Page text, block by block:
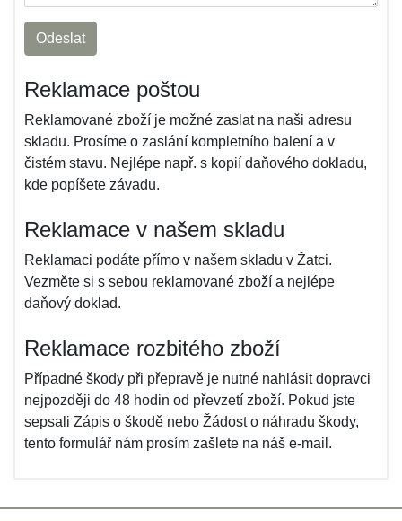
Odeslat
Reklamace poštou
Reklamované zboží je možné zaslat na naši adresu
skladu. Prosíme o zaslání kompletního balení a v
čistém stavu. Nejlépe např. s kopií daňového dokladu,
kde popíšete závadu.
Reklamace v našem skladu
Reklamaci podáte přímo v našem skladu v Žatci.
Vezměte si s sebou reklamované zboží a nejlépe
daňový doklad.
Reklamace rozbitého zboží
Případné škody při přepravě je nutné nahlásit dopravci
nejpozději do 48 hodin od převzetí zboží. Pokud jste
sepsali Zápis o škodě nebo Žádost o náhradu škody,
tento formulář nám prosím zašlete na náš e-mail.